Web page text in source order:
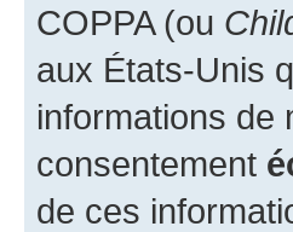
COPPA (ou
aux États-Unis
informations de
consentement
de ces